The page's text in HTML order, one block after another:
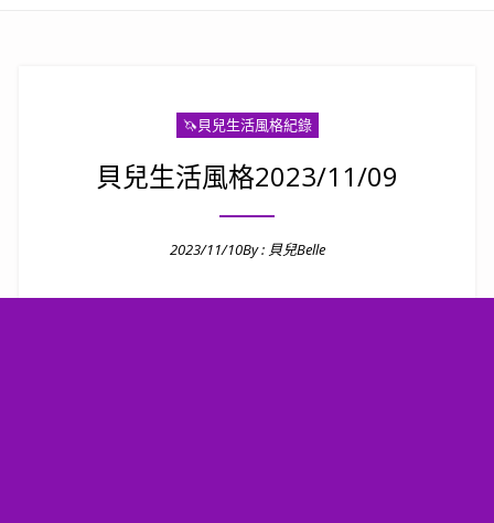
🦄️貝兒生活風格紀錄
貝兒生活風格2023/11/09
2023/11/10By : 貝兒Belle